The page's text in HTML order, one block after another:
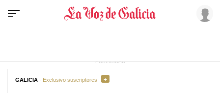
GALICIA · Exclusivo suscriptores